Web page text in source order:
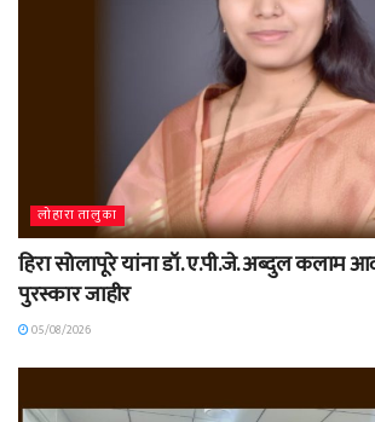
लोहारा तालुका
हिरा सोलापूरे यांना डॉ. ए.पी.जे. अब्दुल कलाम
पुरस्कार जाहीर
05/08/2026